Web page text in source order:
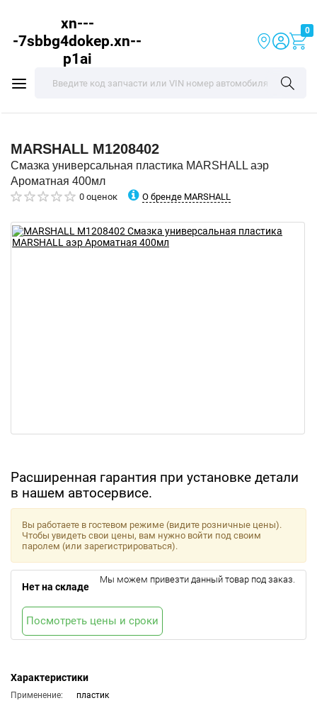
xn---
-7sbbg4dokep.xn--
p1ai
0
MARSHALL M1208402
Смазка универсальная пластика MARSHALL аэр
Ароматная 400мл
0 оценок О бренде MARSHALL
Расширенная гарантия при установке детали
в нашем автосервисе.
Характеристики
Применение:
пластик
Вы работаете в гостевом режиме (видите розничные цены).
Чтобы увидеть свои цены, вам нужно войти под своим
паролем (или зарегистрироваться).
Нет на складе
Мы можем привезти данный товар под заказ.
Посмотреть цены и сроки